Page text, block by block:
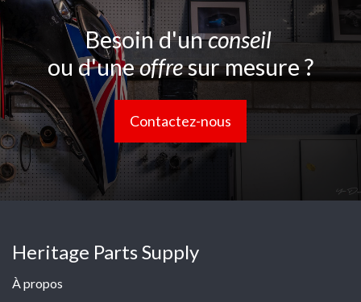
Besoin d'unconseil
ou d'uneoffresur mesure ?
Contactez-nous
Heritage Parts Supply
À propos